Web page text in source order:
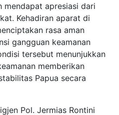
mendapat apresiasi dari
Kehadiran aparat di
rasa aman
gangguan keamanan
tersebut menunjukkan
memberikan
Papua secara
Pol. Jermias Rontini